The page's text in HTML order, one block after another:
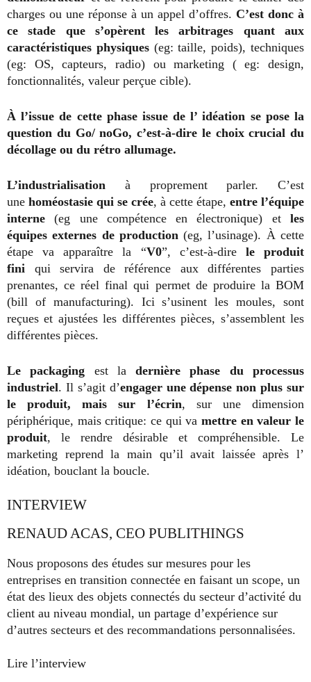
charges ou une réponse à un appel d’offres. C’est donc à
ce stade que s’opèrent les arbitrages quant aux
caractéristiques physiques(eg: taille, poids), techniques
(eg: OS, capteurs, radio) ou marketing ( eg: design,
fonctionnalités, valeur perçue cible).
À l’issue de cette phase issue de l’ idéation se pose la
question du Go/ noGo, c’est-à-dire le choix crucial du
décollage ou du rétro allumage.
L’industrialisation à proprement parler. C’est
une homéostasie qui se crée, à cette étape, entre l’équipe
interne (eg une compétence en électronique) et les
équipes externes de production(eg, l’usinage). À cette
étape va apparaître la “V0”, c’est-à-dire le produit
fini qui servira de référence aux différentes parties
prenantes, ce réel final qui permet de produire la BOM
(bill of manufacturing). Ici s’usinent les moules, sont
reçues et ajustées les différentes pièces, s’assemblent les
différentes pièces.
Le packaging est ladernière phase du processus
industriel. Il s’agit d’engager une dépense non plus sur
le produit, mais sur l’écrin, sur une dimension
périphérique, mais critique: ce qui va mettre en valeur le
produit, le rendre désirable et compréhensible. Le
marketing reprend la main qu’il avait laissée après l’
idéation, bouclant la boucle.
INTERVIEW
RENAUD ACAS, CEO PUBLITHINGS
Nous proposons des études sur mesures pour les
entreprises en transition connectée en faisant un scope, un
état des lieux des objets connectés du secteur d’activité du
client au niveau mondial, un partage d’expérience sur
d’autres secteurs et des recommandations personnalisées.
Lire l’interview